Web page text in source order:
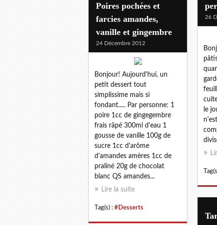
26
le
Poires pochées et
farcies amandes,
vanille et gingembre
24 Décembre 2012
Bonjour! Aujourd'hui, un
petit dessert tout
simplissime mais si
fondant..... Par personne: 1
poire 1cc de gingegembre
frais râpé 300ml d'eau 1
gousse de vanille 100g de
sucre 1cc d'arôme
d'amandes amères 1cc de
praliné 20g de chocolat
blanc QS amandes...
Lire la suite
Tag(s) : #Desserts